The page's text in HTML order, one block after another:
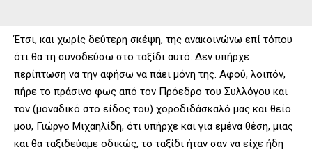
Έτσι, και χωρίς δεύτερη σκέψη, της ανακοινώνω επί τόπου
ότι θα τη συνοδεύσω στο ταξίδι αυτό. Δεν υπήρχε
περίπτωση να την αφήσω να πάει μόνη της. Αφού, λοιπόν,
πήρε το πράσινο φως από τον Πρόεδρο του Συλλόγου και
τον (μοναδικό στο είδος του) χοροδιδάσκαλό μας και θείο
μου, Γιώργο Μιχαηλίδη, ότι υπήρχε και για εμένα θέση, μιας
και θα ταξιδεύαμε οδικώς, το ταξίδι ήταν σαν να είχε ήδη